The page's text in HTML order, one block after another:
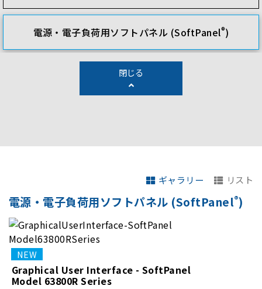
電源・電子負荷用ソフトパネル (SoftPanel®)
閉じる
ギャラリー リスト
電源・電子負荷用ソフトパネル (SoftPanel®)
Graphical User Interface - SoftPanel
Model 63800R Series